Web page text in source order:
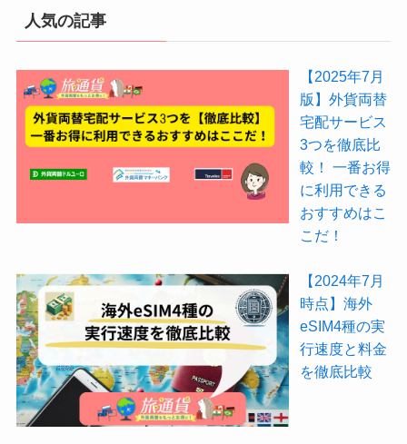
人気の記事
【2025年7月
版】外貨両替
宅配サービス
3つを徹底比
較！ 一番お得
に利用できる
おすすめはこ
こだ！
【2024年7月
時点】海外
eSIM4種の実
行速度と料金
を徹底比較